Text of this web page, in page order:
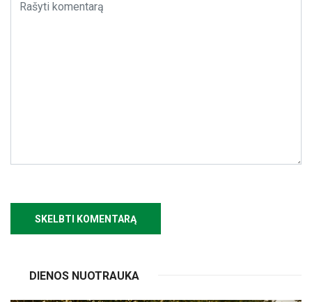
DIENOS NUOTRAUKA